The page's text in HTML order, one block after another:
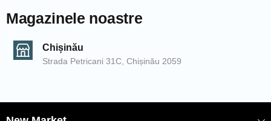
Instrucțiuni de intreținere:
prima utilizare pentru o igienă corectă;
Se spală la 40°C;
Se calcă la max. 120°C;
Datorită luminii la care sunt expuse produsele în timpul
Magazinele noastre
Chișinău
Strada Petricani 31C, Chișinău 2059